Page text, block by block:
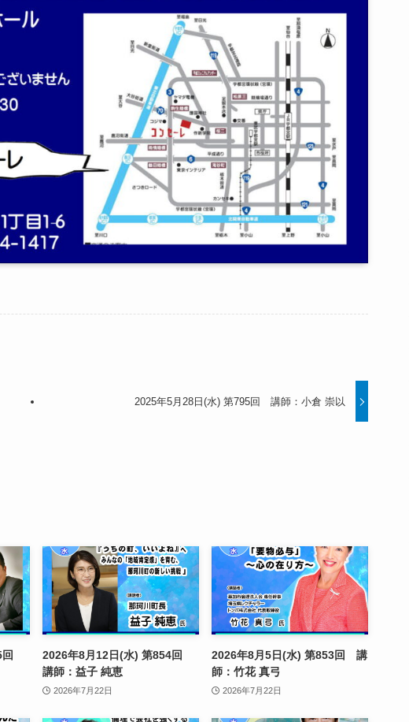
2025年5月28日(水) 第795回 講師：小倉 崇以
回
2026年8月12日(水) 第854回
講師：益子 純恵
2026年7月22日
2026年8月5日(水) 第853回 講
師：竹花 真弓
2026年7月22日